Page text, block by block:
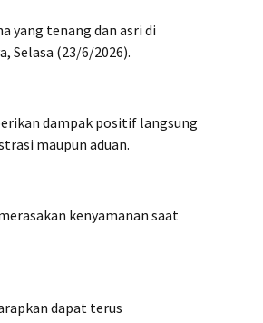
yang tenang dan asri di
Selasa (23/6/2026).
dampak positif langsung
maupun aduan.
kenyamanan saat
dapat terus